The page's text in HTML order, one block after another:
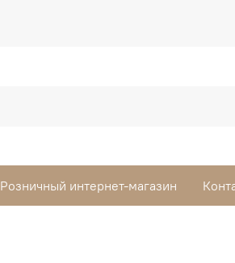
Розничный интернет-магазин